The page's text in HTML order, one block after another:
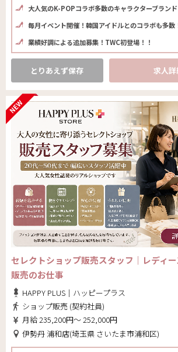
大人気のK-POPコラボ多数のキャラクターブランド
毎月イベント開催！韓国アイドルとのコラボも多数
業績好調による追加募集！TWC初登場！！
とりあえず保存 求人
セレクトショップ販売スタッフ｜レディ
販売のお仕事
HAPPY PLUS｜ハッピープラス
ショップ販売 (契約社員)
月給 235,200円～ 252,000円
伊勢丹 浦和店(埼玉県 さいたま市浦和区)